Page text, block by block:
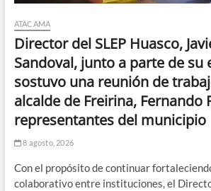
ATACAMA
Director del SLEP Huasco,
Sandoval, junto a parte de su
sostuvo una reunión de
alcalde de Freirina, Fernando
representantes del municipio
8 agosto, 2026
Con el propósito de continuar
colaborativo entre instituciones, el